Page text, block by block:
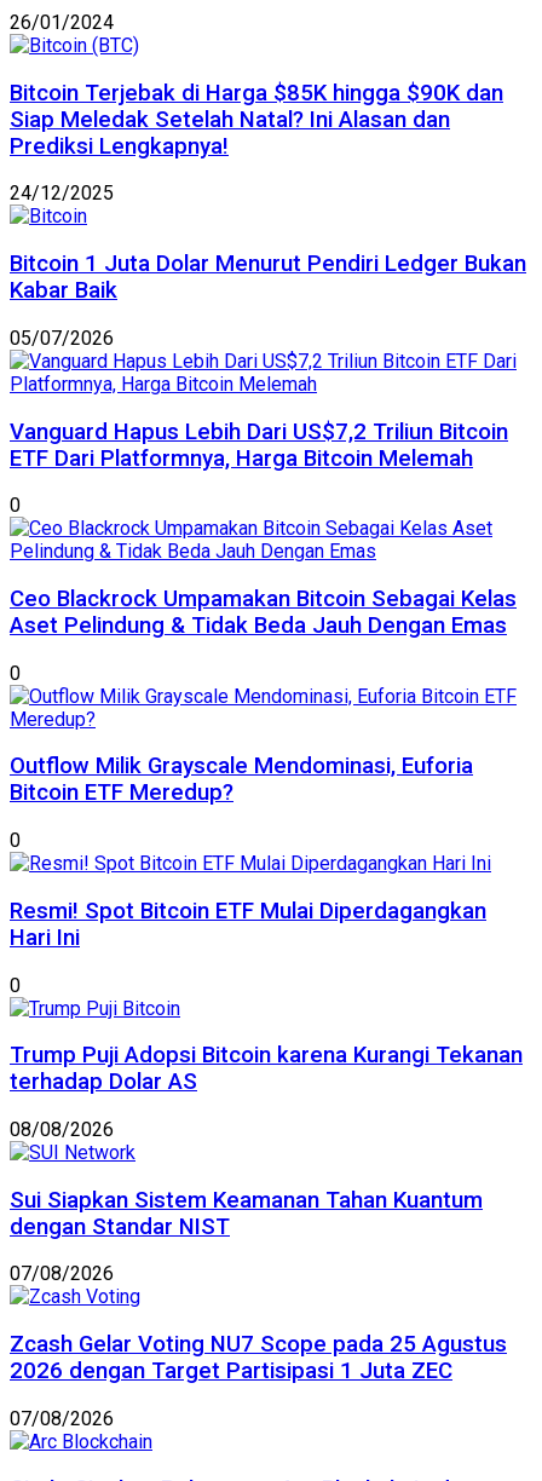
26/01/2024
Bitcoin Terjebak di Harga $85K hingga $90K dan
Siap Meledak Setelah Natal? Ini Alasan dan
Prediksi Lengkapnya!
24/12/2025
Bitcoin 1 Juta Dolar Menurut Pendiri Ledger Bukan
Kabar Baik
05/07/2026
Vanguard Hapus Lebih Dari US$7,2 Triliun Bitcoin
ETF Dari Platformnya, Harga Bitcoin Melemah
0
Ceo Blackrock Umpamakan Bitcoin Sebagai Kelas
Aset Pelindung & Tidak Beda Jauh Dengan Emas
0
Outflow Milik Grayscale Mendominasi, Euforia
Bitcoin ETF Meredup?
0
Resmi! Spot Bitcoin ETF Mulai Diperdagangkan
Hari Ini
0
Trump Puji Adopsi Bitcoin karena Kurangi Tekanan
terhadap Dolar AS
08/08/2026
Sui Siapkan Sistem Keamanan Tahan Kuantum
dengan Standar NIST
07/08/2026
Zcash Gelar Voting NU7 Scope pada 25 Agustus
2026 dengan Target Partisipasi 1 Juta ZEC
07/08/2026